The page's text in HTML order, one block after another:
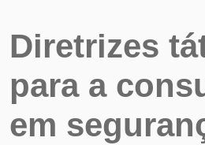
Diretrizes
para a
em